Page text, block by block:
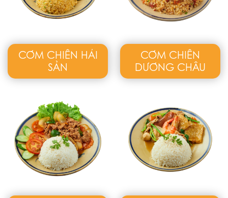
CƠM CHIÊN HẢI
SẢN
CƠM CHIÊN
DƯƠNG CHÂU